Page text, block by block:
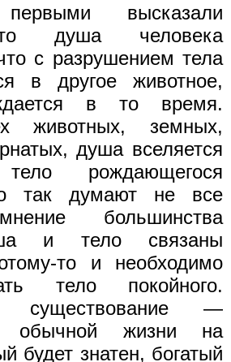
высказали
душа человека
с разрушением тела
в другое животное,
в то время.
животных, земных,
душа вселяется
рождающегося
так думают не все
большинства
и тело связаны
то и необходимо
тело покойного.
существование —
обычной жизни на
будет знатен, богатый